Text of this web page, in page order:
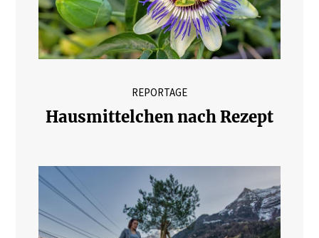
REPORTAGE
Hausmittelchen nach Rezept